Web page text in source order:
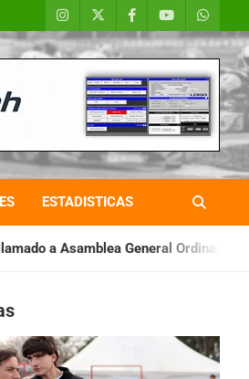
ESTADISTICAS
Ordinaria IAME SERIES